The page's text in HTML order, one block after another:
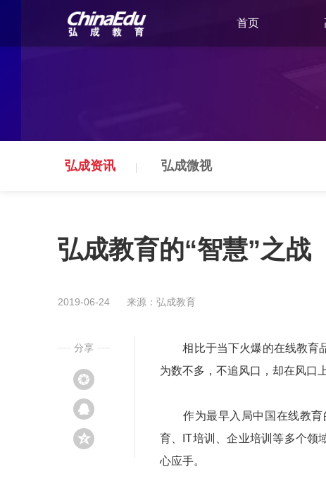
首页
弘成资讯 弘成微视
弘成教育的“智慧”之战
2019-06-24 来源：弘成教育
相比于当下火爆的在线教育品
为数不多，不追风口，却在风口
作为最早入局中国在线教育
育、IT培训、企业培训等多个领
心应手。
分享